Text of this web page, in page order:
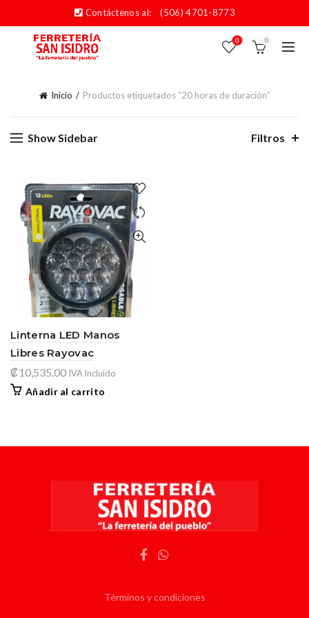
Contáctenos al: (506) 4701-8773
0 0
Inicio Productos etiquetados “20 horas de duración”
Show Sidebar Filtros
Linterna LED Manos
Libres Rayovac
₡10,535.00 IVA Incluido
Añadir al carrito
Términos y condiciones